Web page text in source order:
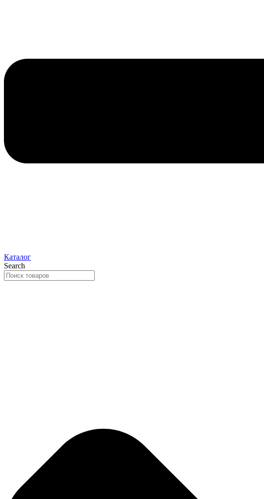
Каталог
Search